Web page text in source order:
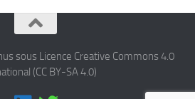
sous Licence Creative Commons 4.0
(CC BY-SA 4.0)